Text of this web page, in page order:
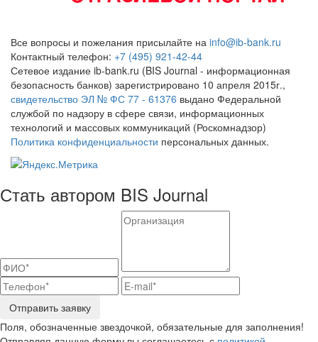
Все вопросы и пожелания присылайте на info@ib-bank.ru
Контактный телефон: +7 (495) 921-42-44
Сетевое издание ib-bank.ru (BIS Journal - информационная
безопасность банков) зарегистрировано 10 апреля 2015г.,
свидетельство ЭЛ № ФС 77 - 61376 выдано Федеральной
службой по надзору в сфере связи, информационных
технологий и массовых коммуникаций (Роскомнадзор)
Политика конфиденциальности персональных данных.
Стать автором BIS Journal
Отправить заявку
Поля, обозначенные звездочкой, обязательные для заполнения!